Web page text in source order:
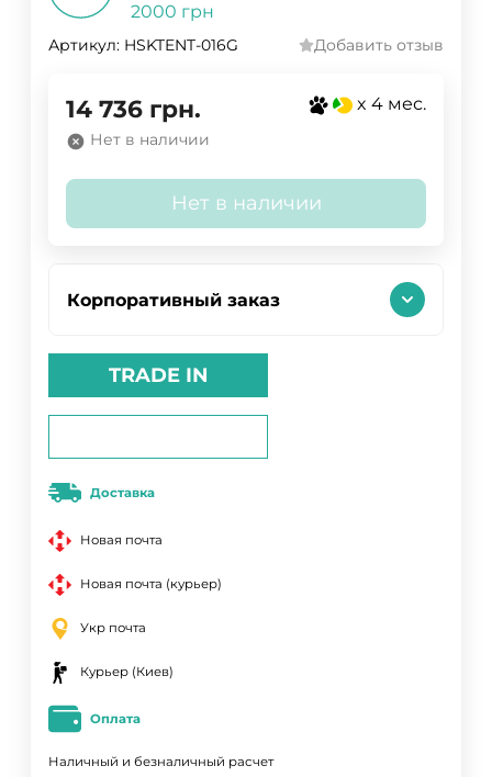
2000 грн
Артикул: HSKTENT-016G Добавить отзыв
14 736 грн. x 4 мес.
Нет в наличии
Нет в наличии
Корпоративный заказ
TRADE IN
Доставка
Новая почта
Новая почта (курьер)
Укр почта
Курьер (Киев)
Оплата
Наличный и безналичный расчет